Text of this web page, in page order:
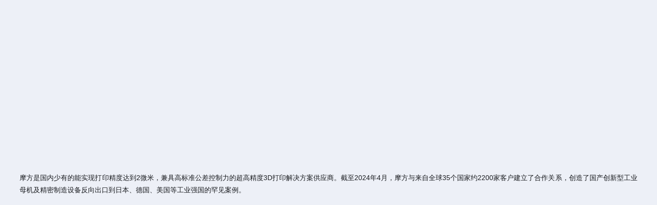
摩方是国内少有的能实现打印精度达到2微米，兼具高标准公差控制力的超高精度3D打印解决方案供应商。截至2024年4月，摩方与来自全球35个国家约2200家客户建立了合作关系，创造了国产创新型工业
母机及精密制造设备反向出口到日本、德国、美国等工业强国的罕见案例。